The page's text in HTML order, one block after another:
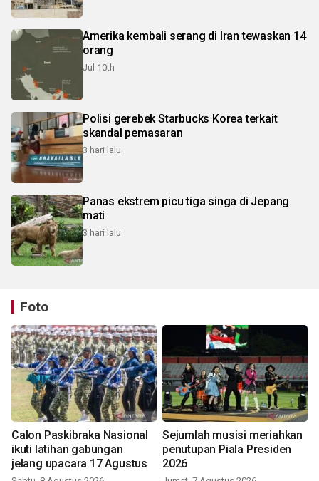
Amerika kembali serang di Iran tewaskan 14
orang
Jul 10th
Polisi gerebek Starbucks Korea terkait
skandal pemasaran
3 hari lalu
Panas ekstrem picu tiga singa di Jepang
mati
3 hari lalu
Foto
Calon Paskibraka Nasional
ikuti latihan gabungan
jelang upacara 17 Agustus
Sejumlah musisi meriahkan
penutupan Piala Presiden
2026